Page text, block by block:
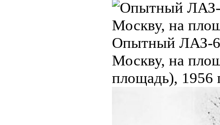
Опытный ЛАЗ-
Москву, на
площадь), 1956